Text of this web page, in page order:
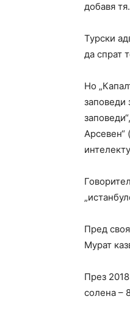
добавя тя.
Турски
да спрат
Но
заповеди
Арсевен“
Пред
Мурат
През
солена –